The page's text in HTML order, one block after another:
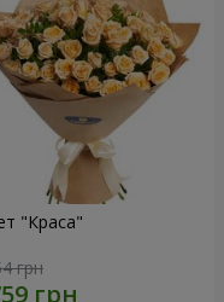
"Краса"
грн